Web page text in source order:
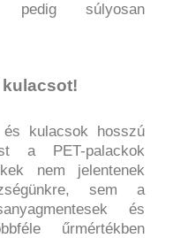
pedig súlyosan
kulacsok hosszú
a PET-palackok
nem jelentenek
sem a
és
űrmértékben